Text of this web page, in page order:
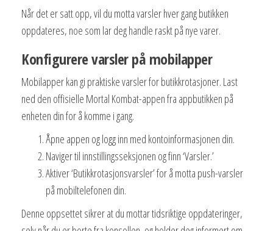
Når det er satt opp, vil du motta varsler hver gang butikken
oppdateres, noe som lar deg handle raskt på nye varer.
Konfigurere varsler på mobilapper
Mobilapper kan gi praktiske varsler for butikkrotasjoner. Last
ned den offisielle Mortal Kombat-appen fra appbutikken på
enheten din for å komme i gang.
Åpne appen og logg inn med kontoinformasjonen din.
Naviger til innstillingsseksjonen og finn ‘Varsler.’
Aktiver ‘Butikkrotasjonsvarsler’ for å motta push-varsler
på mobiltelefonen din.
Denne oppsettet sikrer at du mottar tidsriktige oppdateringer,